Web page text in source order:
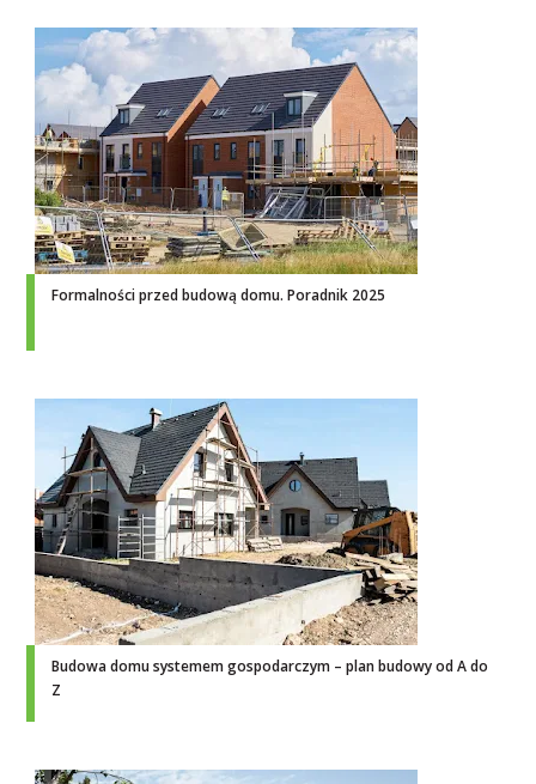
Formalności przed budową domu. Poradnik 2025
Budowa domu systemem gospodarczym – plan budowy od A do
Z